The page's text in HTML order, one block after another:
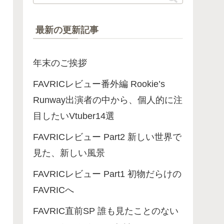
最新の更新記事
年末のご挨拶
FAVRICレビュー番外編 Rookie’s
Runway出演者の中から、個人的に注
目したいVtuber14選
FAVRICレビュー Part2 新しい世界で
見た、新しい風景
FAVRICレビュー Part1 初物だらけの
FAVRICへ
FAVRIC直前SP 誰も見たことのない